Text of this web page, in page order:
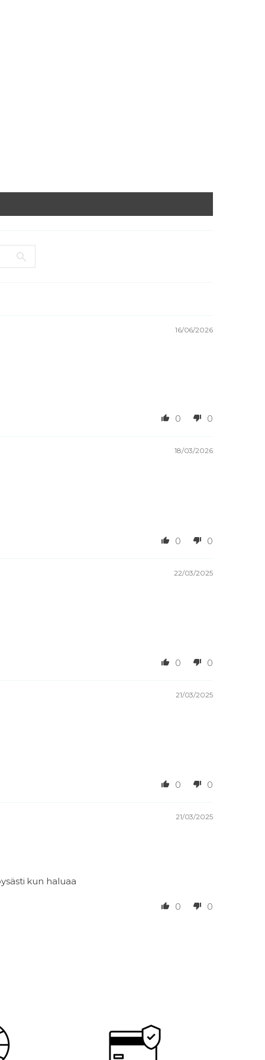
16/06/2026
0 0
18/03/2026
0 0
22/03/2025
0 0
21/03/2025
0 0
21/03/2025
kun haluaa
0 0